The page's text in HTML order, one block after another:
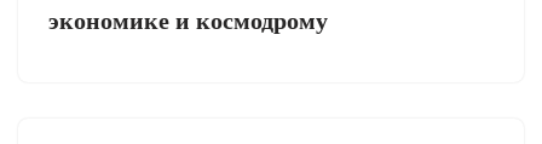
экономике и космодрому